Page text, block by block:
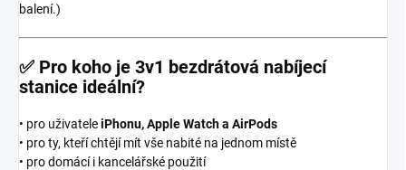
balení.)
✅ Pro koho je 3v1 bezdrátová nabíjecí
stanice ideální?
• pro uživateleiPhonu, Apple Watch a AirPods
• pro ty, kteří chtějí mít vše nabité na jednom místě
• pro domácí i kancelářské použití